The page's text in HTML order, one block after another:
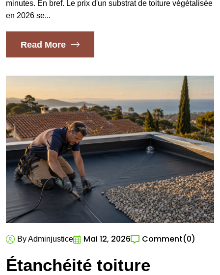
minutes. En bref. Le prix d'un substrat de toiture végétalisée
en 2026 se...
Read More
By Adminjustice Mai 12, 2026 Comment(0)
Étanchéité toiture